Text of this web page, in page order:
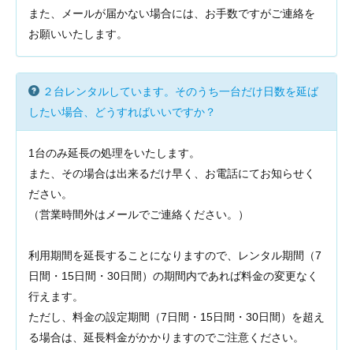
また、メールが届かない場合には、お手数ですがご連絡を
お願いいたします。
２台レンタルしています。そのうち一台だけ日数を延ば
したい場合、どうすればいいですか？
1台のみ延長の処理をいたします。
また、その場合は出来るだけ早く、お電話にてお知らせく
ださい。
（営業時間外はメールでご連絡ください。）
利用期間を延長することになりますので、レンタル期間（7
日間・15日間・30日間）の期間内であれば料金の変更なく
行えます。
ただし、料金の設定期間（7日間・15日間・30日間）を超え
る場合は、延長料金がかかりますのでご注意ください。